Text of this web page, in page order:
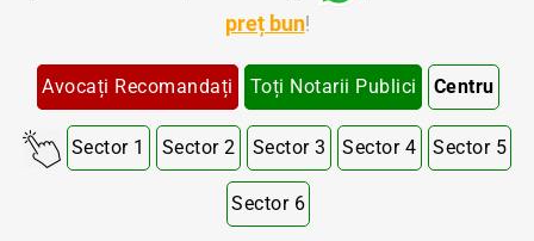
preț bun!
Avocați Recomandați Toți Notarii Publici Centru
Sector 1 Sector 2 Sector 3 Sector 4 Sector 5
Sector 6